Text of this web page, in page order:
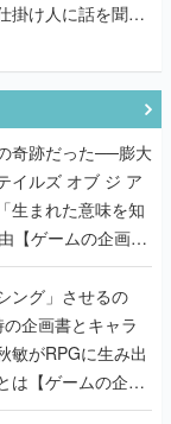
掛け人に話を聞い
奇跡だった──膨大
イルズ オブ ジ ア
生まれた意味を知
【ゲームの企画
ング」させるの
企画書とキャラ
敏がRPGに生み出
は【ゲームの企画